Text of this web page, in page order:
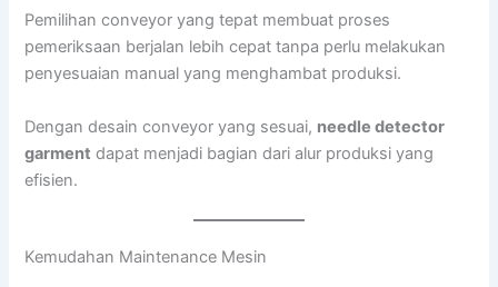
Pemilihan conveyor yang tepat membuat proses
pemeriksaan berjalan lebih cepat tanpa perlu melakukan
penyesuaian manual yang menghambat produksi.
Dengan desain conveyor yang sesuai, needle detector
garment dapat menjadi bagian dari alur produksi yang
efisien.
Kemudahan Maintenance Mesin